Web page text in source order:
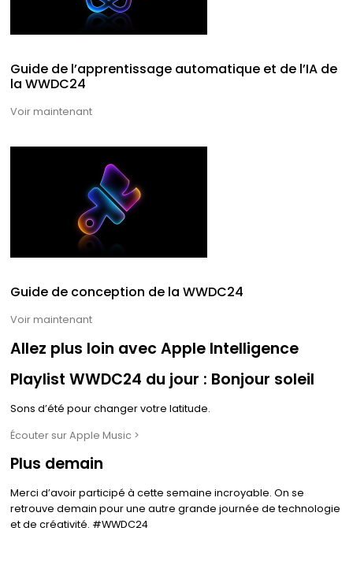
Guide de l’apprentissage automatique et de l’IA de
la WWDC24
Voir maintenant
Guide de conception de la WWDC24
Voir maintenant
Allez plus loin avec Apple Intelligence
Playlist WWDC24 du jour : Bonjour soleil
Sons d’été pour changer votre latitude.
Écouter sur Apple Music >
Plus demain
Merci d’avoir participé à cette semaine incroyable. On se
retrouve demain pour une autre grande journée de technologie
et de créativité. #WWDC24